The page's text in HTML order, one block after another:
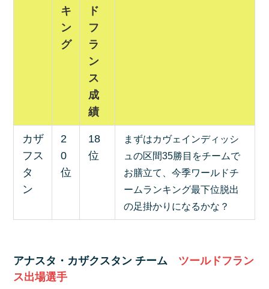
キ
ン
グ
ド
フ
ラ
ン
ス
成
績
カザ
フス
タ
ン
2
0
位
18
位
まずはカヴェインディッシ
ュの区間35勝目をチームで
お膳立て、今季ワールドチ
ームランキング最下位脱出
の足掛かりになるかな？
アナスタ・カザクスタン チーム ツールドフラン
ス出場選手